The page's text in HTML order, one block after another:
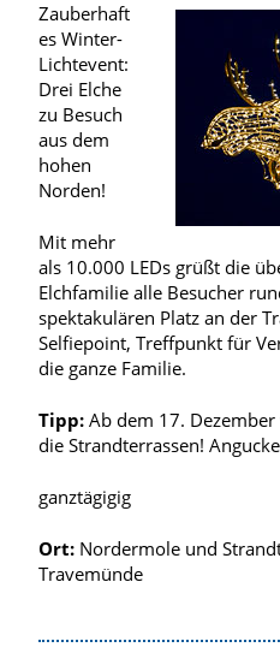
Zauberhaft
es Winter-
Lichtevent:
Drei Elche
zu Besuch
aus dem
hohen
Norden!
Mit mehr
als 10.000 LEDs grüßt die
Elchfamilie alle Besucher
spektakulären Platz an der
Selfiepoint, Treffpunkt für
die ganze Familie.
Tipp: Ab dem 17.
die Strandterrassen!
ganztägigig
Ort: Nordermole und
Travemünde